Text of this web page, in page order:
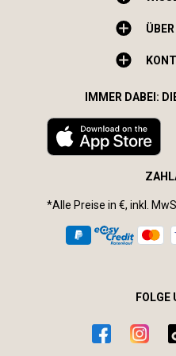
IMMER DABEI:
*Alle Preise in €, inkl.
FOLGE